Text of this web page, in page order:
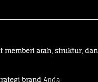
memberi arah, struktur,
brand Anda.